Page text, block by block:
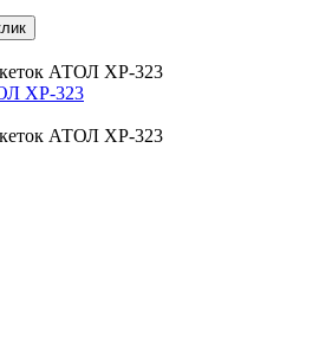
АТОЛ XP-323
XP-323
АТОЛ XP-323